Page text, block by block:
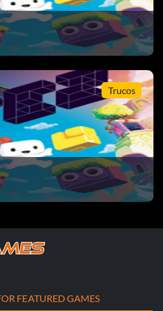
Trucos
FEATURED GAMES